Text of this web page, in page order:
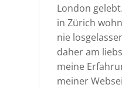
London
in Zürich
nie
daher am
meine
meiner